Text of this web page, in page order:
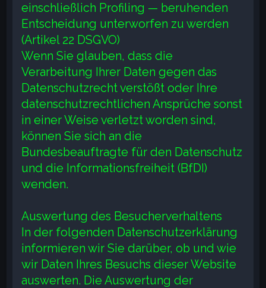
einschließlich Profiling — beruhenden
Entscheidung unterworfen zu werden
(Artikel 22 DSGVO)
Wenn Sie glauben, dass die
Verarbeitung Ihrer Daten gegen das
Datenschutzrecht verstößt oder Ihre
datenschutzrechtlichen Ansprüche sonst
in einer Weise verletzt worden sind,
können Sie sich an die
Bundesbeauftragte für den Datenschutz
und die Informationsfreiheit (BfDI)
wenden.
Auswertung des Besucherverhaltens
In der folgenden Datenschutzerklärung
informieren wir Sie darüber, ob und wie
wir Daten Ihres Besuchs dieser Website
auswerten. Die Auswertung der